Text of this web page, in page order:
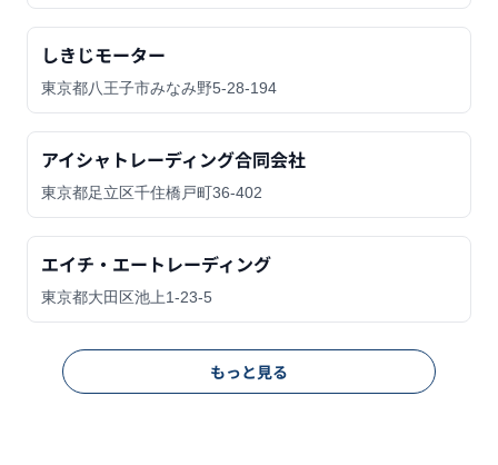
しきじモーター
東京都八王子市みなみ野5-28-194
アイシャトレーディング合同会社
東京都足立区千住橋戸町36-402
エイチ・エートレーディング
東京都大田区池上1-23-5
もっと見る